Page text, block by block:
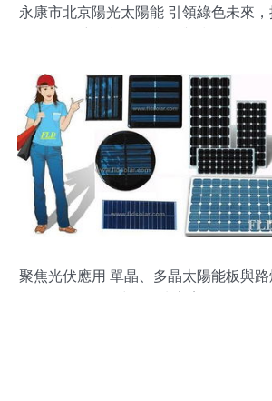
永康市北京陽光太陽能 引領綠色未來，
聚焦光伏應用 單晶、多晶太陽能板與路